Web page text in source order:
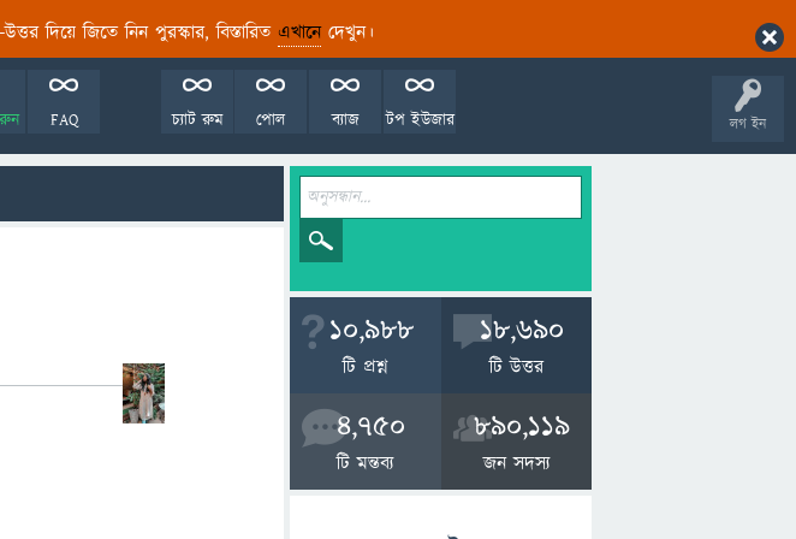
দিয়ে জিতে নিন পুরস্কার, বিস্তারিত এখানেদেখুন।
লগ ইন
FAQ টপ ইউজার
ব্যাজ
পোল
চ্যাট রুম
10,988
টি প্রশ্ন
18,690
টি উত্তর
4,750
টি মন্তব্য
890,119
জন সদস্য